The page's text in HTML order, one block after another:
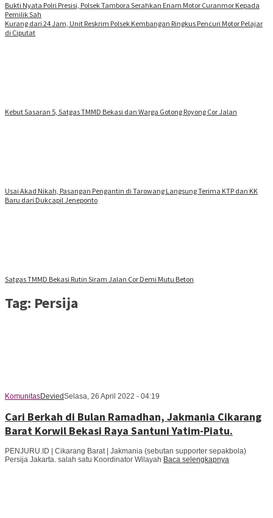
Bukti Nyata Polri Presisi, Polsek Tambora Serahkan Enam Motor Curanmor Kepada
Pemilik Sah
Kurang dari 24 Jam, Unit Reskrim Polsek Kembangan Ringkus Pencuri Motor Pelajar
di Ciputat
Kebut Sasaran 5, Satgas TMMD Bekasi dan Warga Gotong Royong Cor Jalan
Usai Akad Nikah, Pasangan Pengantin di Tarowang Langsung Terima KTP dan KK
Baru dari Dukcapil Jeneponto
Satgas TMMD Bekasi Rutin Siram Jalan Cor Demi Mutu Beton
Tag: Persija
KomunitasDeviedSelasa, 26 April 2022 - 04:19
Cari Berkah di Bulan Ramadhan, Jakmania Cikarang
Barat Korwil Bekasi Raya Santuni Yatim-Piatu.
PENJURU.ID | Cikarang Barat | Jakmania (sebutan supporter sepakbola)
Persija Jakarta. salah satu Koordinator Wilayah Baca selengkapnya